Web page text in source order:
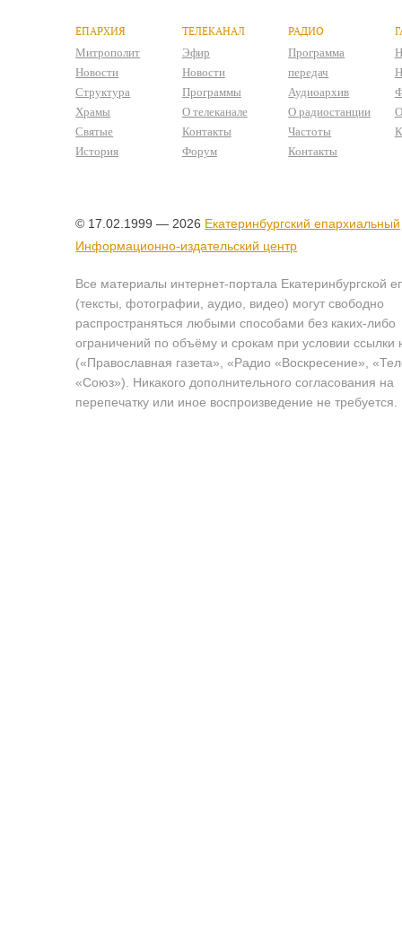
ЕПАРХИЯ
Митрополит
Новости
Структура
Храмы
Святые
История
ТЕЛЕКАНАЛ
Эфир
Новости
Программы
О телеканале
Контакты
Форум
РАДИО
Программа
передач
Аудиоархив
О радиостанции
Частоты
Контакты
© 17.02.1999 — 2026 Екатеринбургский епархиальный
Информационно-издательский центр
Все материалы интернет-портала Екатеринбургской
(тексты, фотографии, аудио, видео) могут свободно
распространяться любыми способами без каких-либо
ограничений по объёму и срокам при условии ссылки
(«Православная газета», «Радио «Воскресение»,
«Союз»). Никакого дополнительного согласования на
перепечатку или иное воспроизведение не требуется.